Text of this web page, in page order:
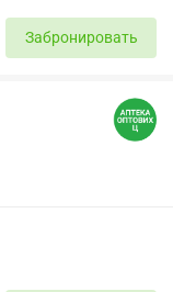
Забронировать